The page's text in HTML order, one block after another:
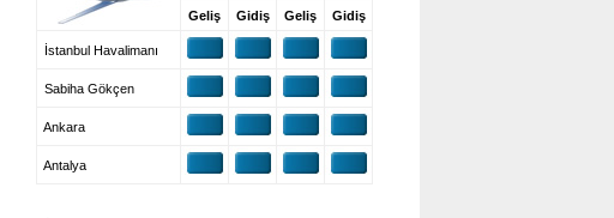
Geliş Gidiş Geliş Gidiş
İstanbul Havalimanı
Sabiha Gökçen
Ankara
Antalya